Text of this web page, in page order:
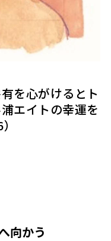
を心がけるとト
エイトの幸運を
向かう